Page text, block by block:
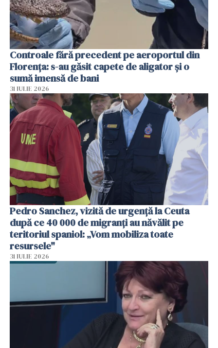
Controale fără precedent pe aeroportul din
Florența: s-au găsit capete de aligator și o
sumă imensă de bani
31 IULIE 2026
Pedro Sanchez, vizită de urgență la Ceuta
după ce 40 000 de migranți au năvălit pe
teritoriul spaniol: „Vom mobiliza toate
resursele"
31 IULIE 2026